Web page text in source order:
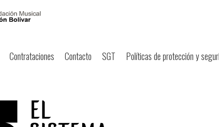
Contrataciones Contacto SGT Políticas de protección y